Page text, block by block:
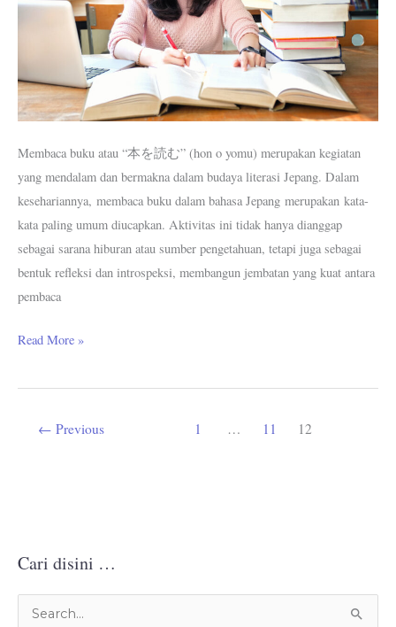
Membaca buku atau “本を読む” (hon o yomu) merupakan kegiatan
yang mendalam dan bermakna dalam budaya literasi Jepang. Dalam
kesehariannya, membaca buku dalam bahasa Jepang merupakan kata-
kata paling umum diucapkan. Aktivitas ini tidak hanya dianggap
sebagai sarana hiburan atau sumber pengetahuan, tetapi juga sebagai
bentuk refleksi dan introspeksi, membangun jembatan yang kuat antara
pembaca
Read More »
← Previous 1 … 11 12
Cari disini …